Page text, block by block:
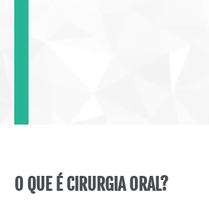
O QUE É CIRURGIA ORAL?